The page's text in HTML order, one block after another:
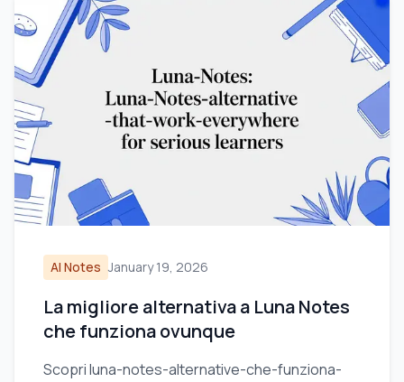
AI Notes January 19, 2026
La migliore alternativa a Luna Notes
che funziona ovunque
Scopri luna-notes-alternative-che-funziona-